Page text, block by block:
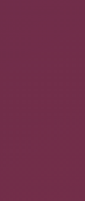
la place de celui
d'ajuster
afin de
ou
se trouvent
en cochant